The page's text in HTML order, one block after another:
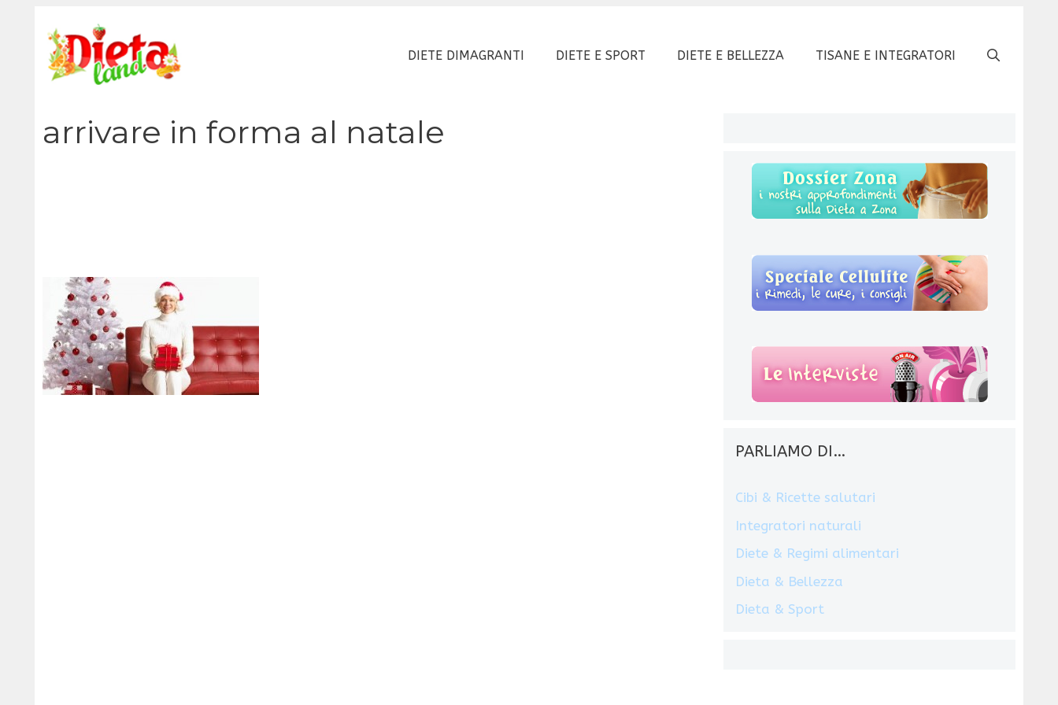
contenuto
DIETE DIMAGRANTI DIETE E SPORT DIETE E BELLEZZA TISANE E INTEGRATORI
arrivare in forma al natale
PARLIAMO DI…
Cibi & Ricette salutari
Integratori naturali
Diete & Regimi alimentari
Dieta & Bellezza
Dieta & Sport